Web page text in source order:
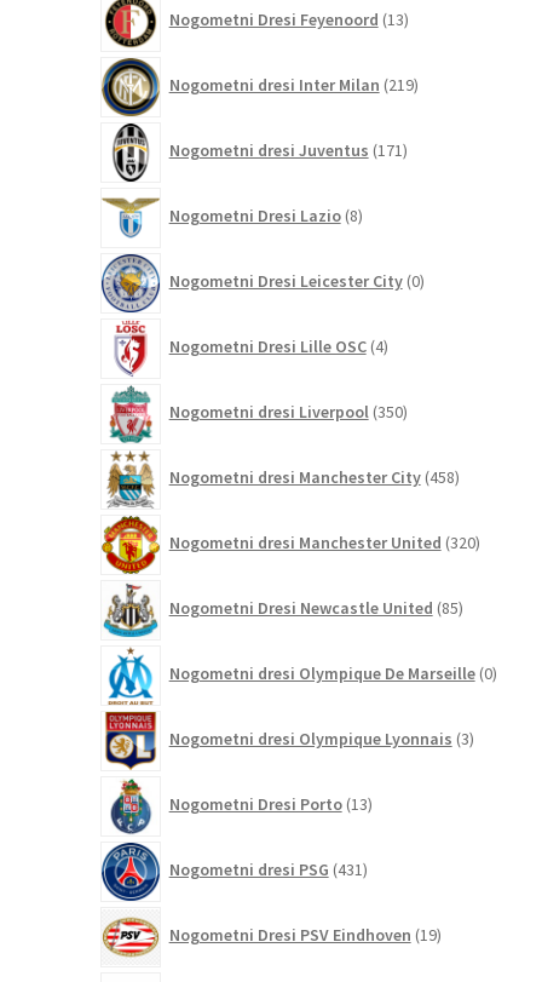
Nogometni Dresi Feyenoord 13izdelkov
Nogometni dresi Inter Milan 219izdelkov
Nogometni dresi Juventus 171izdelkov
Nogometni Dresi Lazio 8izdelkov
Nogometni Dresi Leicester City 0izdelkov
Nogometni Dresi Lille OSC 4izdelki
Nogometni dresi Liverpool 350izdelkov
Nogometni dresi Manchester City 458izdelkov
Nogometni dresi Manchester United 320izdelkov
Nogometni Dresi Newcastle United 85izdelkov
Nogometni dresi Olympique De Marseille 0
Nogometni dresi Olympique Lyonnais 3izdelki
Nogometni Dresi Porto 13izdelkov
Nogometni dresi PSG 431izdelkov
Nogometni Dresi PSV Eindhoven 19izdelkov